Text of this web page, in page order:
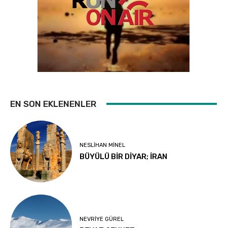
EN SON EKLENENLER
NESLIHAN MINEL
BÜYÜLÜ BİR DİYAR; İRAN
NEVRIYE GÜREL